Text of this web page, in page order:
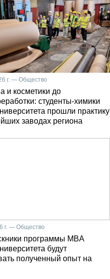
г. — Общество
и косметики до
студенты-химики
прошли практику
заводах региона
г. — Общество
программы MBA
будут
полученный опыт на